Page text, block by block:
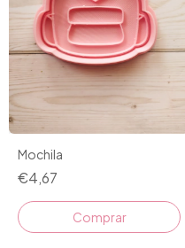
Mochila
€4,67
Comprar